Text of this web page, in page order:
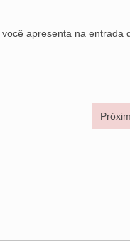
apresenta na entrada